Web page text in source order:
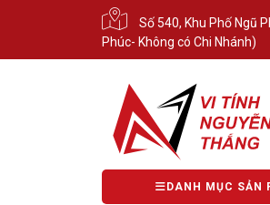
Số 540, Khu Phố Ngũ
Phúc- Không có Chi Nhánh)
DANH MỤC SẢN